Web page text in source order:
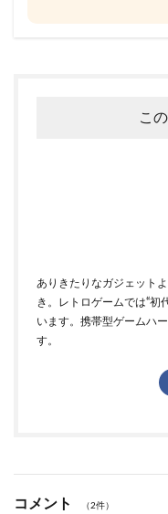
こ
ありきたりなガジェット
き。レトロゲームでは“初
います。携帯型ゲームハ
す。
コメント （2件）